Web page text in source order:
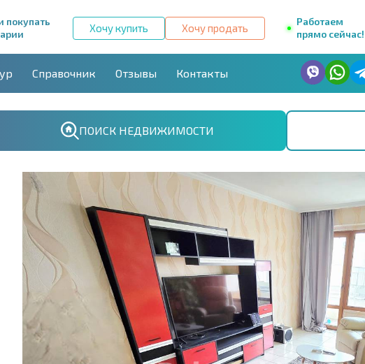
покупать
Хочу купить Хочу продать
Работаем
прямо сейчас!
Справочник Отзывы Контакты
ПОИСК НЕДВИЖИМОСТИ